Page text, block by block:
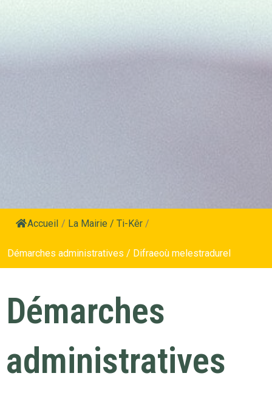
Accueil / La Mairie / Ti-Kêr /
Démarches administratives / Difraeoù melestradurel
Démarches
administratives